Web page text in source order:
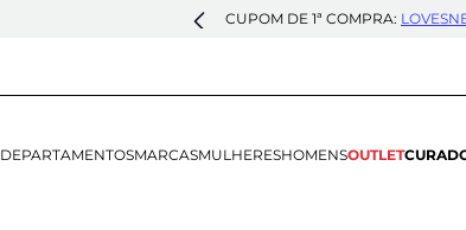
CUPOM DE 1ª COMPRA:
DEPARTAMENTOSMARCASMULHERESHOMENSOUTLET